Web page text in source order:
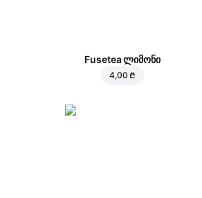
Fusetea ლიმონი
4,00 ₾